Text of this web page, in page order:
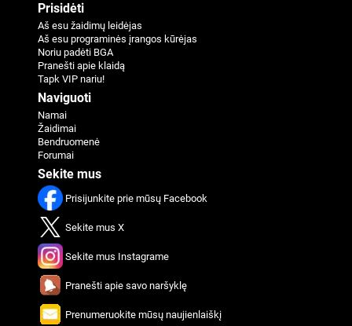
Prisidėti
Aš esu žaidimų leidėjas
Aš esu programinės įrangos kūrėjas
Noriu padėti BGA
Pranešti apie klaidą
Tapk VIP nariu!
Naviguoti
Namai
Žaidimai
Bendruomenė
Forumai
Sekite mus
Prisijunkite prie mūsų Facebook
Sekite mus X
Sekite mus Instagrame
Pranešti apie savo naršyklę
Prenumeruokite mūsų naujienlaiškį